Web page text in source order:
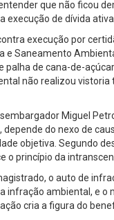
que não ficou
execução de dívida ativa
execução por
e Saneamento
palha de cana-de-
não realizou
Miguel
depende do nexo de
objetiva. Segundo
o princípio da
o auto de
infração ambiental, e
cria a figura do